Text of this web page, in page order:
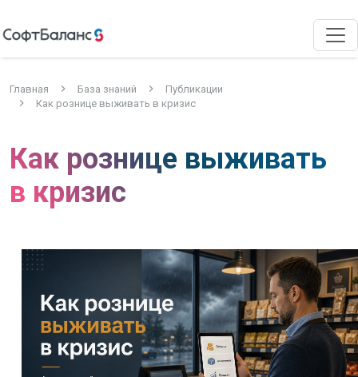
Главная База знаний
Публикации
Как рознице выживать в кризис
Как рознице выживать
в кризис